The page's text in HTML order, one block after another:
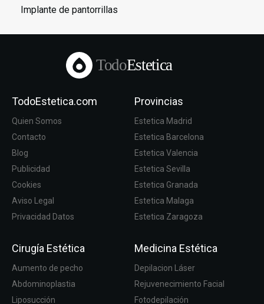
Implante de pantorrillas
TodoEstetica
TodoEstetica.com
Quien Somos
Contacto
Blog
Publicidad
Cookies
Aviso Legal
Privacidad Datos
Provincias
Estetica Madrid
Estetica Barcelona
Estetica Valencia
Estetica Sevilla
Estetica Granada
Estetica Malaga
Estetica Zaragoza
Cirugía Estética
Aumento de pecho
Abdominoplastia
Liposucción
Medicina Estética
Depilacion Láser
Rejuvenecimiento Facial
Fotodepilación